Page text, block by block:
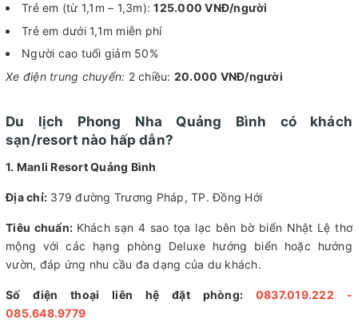
Trẻ em (từ 1,1m – 1,3m):125.000 VNĐ/người
Trẻ em dưới 1,1m miễn phí
Người cao tuổi giảm 50%
Xe điện trung chuyển: 2 chiều: 20.000 VNĐ/người
Du lịch Phong Nha Quảng Bình có khách
sạn/resort nào hấp dẫn?
1. Manli Resort Quảng Bình
Địa chỉ: 379 đường Trương Pháp, TP. Đồng Hới
Tiêu chuẩn: Khách sạn 4 sao tọa lạc bên bờ biển Nhật Lệ thơ
mộng với các hạng phòng Deluxe hướng biển hoặc hướng
vườn, đáp ứng nhu cầu đa dạng của du khách.
Số điện thoại liên hệ đặt phòng:
0837.019.222 -
085.648.9779